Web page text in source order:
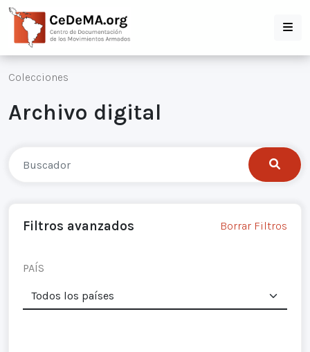
Colecciones
Archivo digital
Filtros avanzados Borrar Filtros
PAÍS